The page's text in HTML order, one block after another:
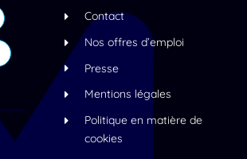
Contact
Nos offres d’emploi
Presse
Mentions légales
Politique en matière de
cookies